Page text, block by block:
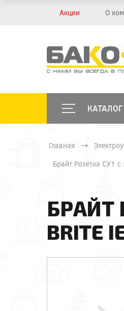
Акции О
Главная
Брайт Розетка СУ1
БРАЙТ
BRITE